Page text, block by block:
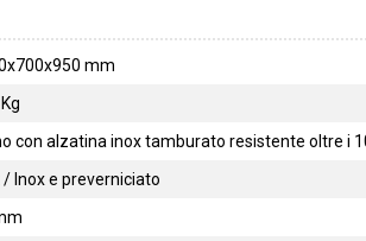
mm
con alzatina inox tamburato resistente oltre i
/ Inox e preverniciato